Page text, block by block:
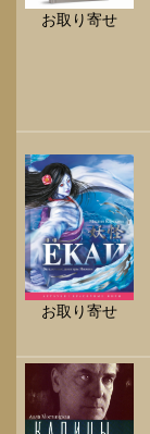
お取り寄せ
お取り寄せ